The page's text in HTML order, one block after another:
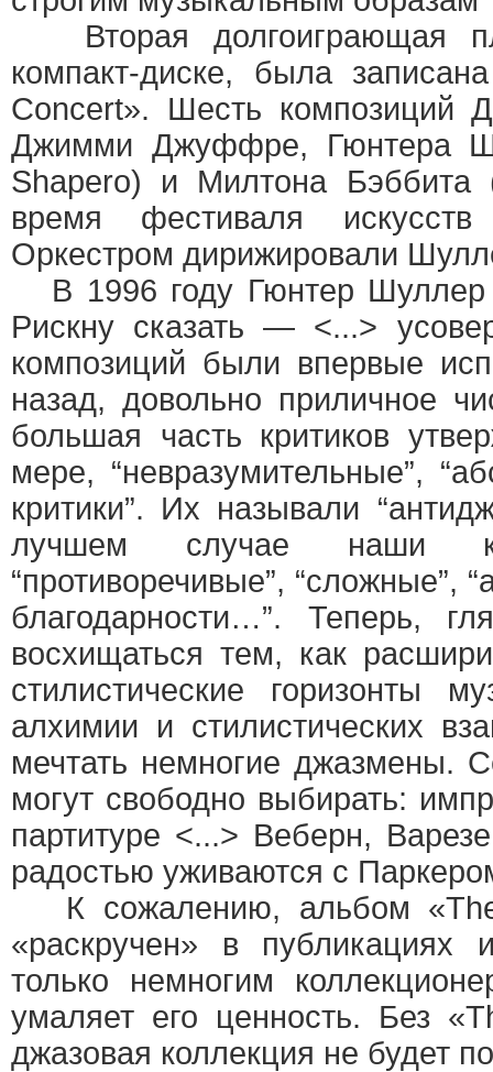
Вторая долгоиграющая
компакт-диске, была
Concert». Шесть композиций
Джимми Джуффре, Гюнтера
Shapero) и Милтона
время фестиваля искусств
Оркестром дирижировали
В 1996 году Гюнтер Шуллер
Рискну сказать — <...>
композиций были впервые
назад, довольно приличное
большая часть критиков
мере, “невразумительные”,
критики”. Их называли
лучшем случае наши
“противоречивые”, “сложные”,
благодарности…”. Теперь,
восхищаться тем, как
стилистические горизонты
алхимии и стилистических
мечтать немногие джазмены.
могут свободно выбирать:
партитуре <...> Веберн,
радостью уживаются с
К сожалению, альбом
«раскручен» в публикациях
только немногим
умаляет его ценность. Без
джазовая коллекция не будет